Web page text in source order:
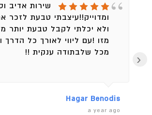
שירות אדיב
ומדוייק!!עיצבתי טבעת לזכר
ולא יכלתי לקבל טבעת יותר
מזו !עם ליווי לאורך כל הדרך
מכל שלבתודה ענקית !!
Hagar Benodis
a year ago
‹